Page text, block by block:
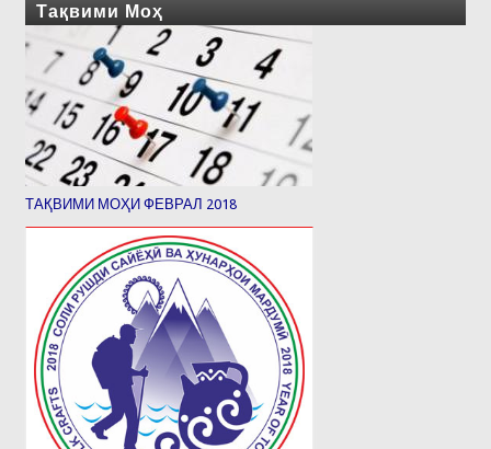
Тақвими Моҳ
ТАҚВИМИ МОҲИ ФЕВРАЛ 2018